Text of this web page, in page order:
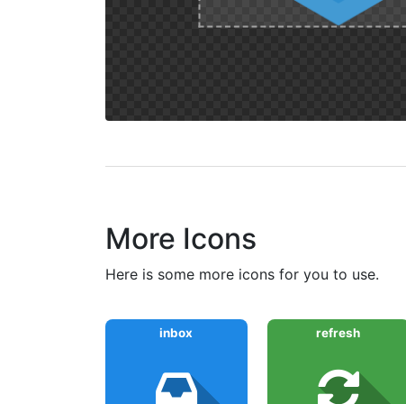
More Icons
here is some more icons for you to use.
inbox refresh